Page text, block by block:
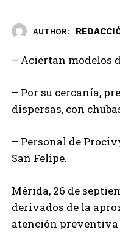
AUTHOR:
– Aciertan modelos
– Por su cercanía,
dispersas, con
– Personal de
San Felipe.
Mérida, 26 de
derivados de la
atención preventiva